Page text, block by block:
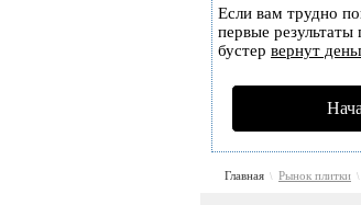
Если вам трудно
первые
бустер вернут
Главная \ Рынок плитки \